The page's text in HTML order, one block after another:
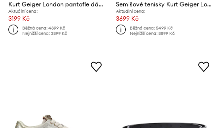
Kurt Geiger London pantofle dámské kožené Boho Butterfly Flat
Aktuální cena:
3199 Kč
Běžná cena:4899 Kč
Nejnižší cena:3399 Kč
Semišové tenisky Kurt Geiger London Southbank Tag
Aktuální cena:
3699 Kč
Běžná cena:5499 Kč
Nejnižší cena:3899 Kč